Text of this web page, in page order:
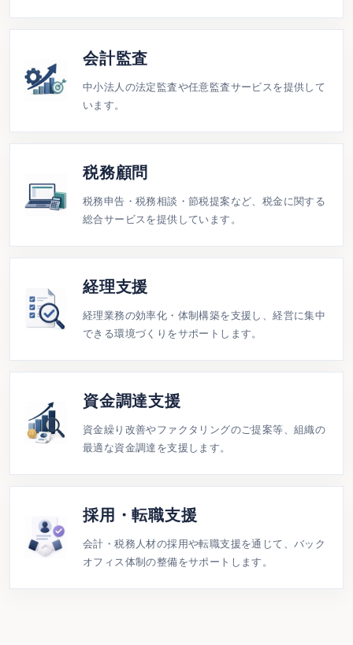
会計監査
中小法人の法定監査や任意監査サービスを提供して
います。
税務顧問
税務申告・税務相談・節税提案など、税金に関する
総合サービスを提供しています。
経理支援
経理業務の効率化・体制構築を支援し、経営に集中
できる環境づくりをサポートします。
資金調達支援
資金繰り改善やファクタリングのご提案等、組織の
最適な資金調達を支援します。
採用・転職支援
会計・税務人材の採用や転職支援を通じて、バック
オフィス体制の整備をサポートします。